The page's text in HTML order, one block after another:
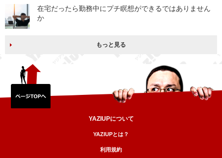
在宅だったら勤務中にプチ瞑想ができるではありません
か
もっと見る
YAZIUPについて
YAZIUPとは？
利用規約